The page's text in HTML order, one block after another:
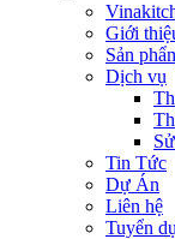
Giới
Sản
Dịch vụ
Tin Tức
Dự Án
Liên hệ
Tuyển